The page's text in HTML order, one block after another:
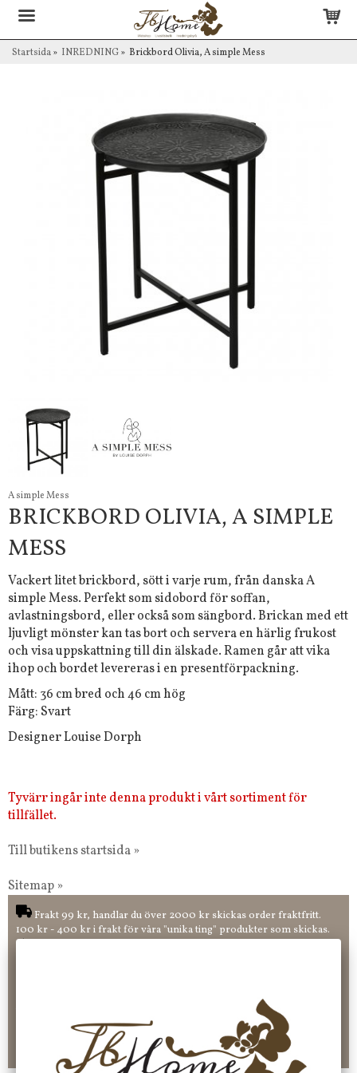
Startsida» INREDNING» Brickbord Olivia, A simple Mess
A simple Mess
BRICKBORD OLIVIA, A SIMPLE
MESS
Vackert litet brickbord, sött i varje rum, från danska A
simple Mess. Perfekt som sidobord för soffan,
avlastningsbord, eller också som sängbord. Brickan med ett
ljuvligt mönster kan tas bort och servera en härlig frukost
och visa uppskattning till din älskade. Ramen går att vika
ihop och bordet levereras i en presentförpackning.
Mått: 36 cm bred och 46 cm hög
Färg: Svart
Designer Louise Dorph
Tyvärr ingår inte denna produkt i vårt sortiment för
tillfället.
Till butikens startsida »
Sitemap »
Frakt 99 kr, handlar du över 2000 kr skickas order fraktfritt.
100 kr - 400 kr i frakt för våra "unika ting" produkter som skickas.
CHECKOUT. Välj själv hur du vill betala mellan alla Klarnas
betalningstjänster. Och du kan även välja PAYSON betalningstjänst.
Nöjda kunder och strävar efter att ha snabba leveranser!
-ligt Tack för att just Du tittar in hos Jb Home!